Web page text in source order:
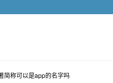
简称可以是app的名字吗